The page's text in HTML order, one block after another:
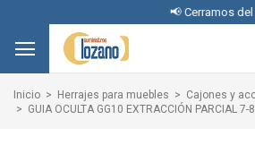
📢 Cerramos del 17
Inicio Herrajes para muebles Cajones y
GUIA OCULTA GG10 EXTRACCIÓN PARCIAL 7-